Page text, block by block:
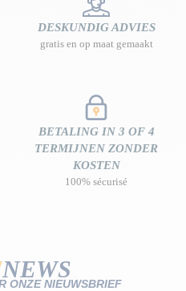
DESKUNDIG ADVIES
gratis en op maat gemaakt
BETALING IN 3 OF 4
TERMIJNEN ZONDER
KOSTEN
100% sécurisé
NEWS
ONZE NIEUWSBRIEF